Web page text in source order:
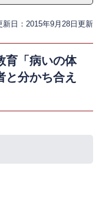
新日：2015年9月28日更新
育「病いの体
分かち合え